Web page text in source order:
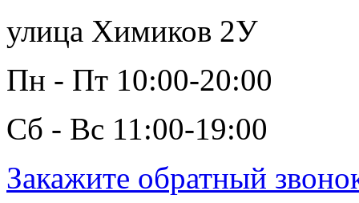
улица Химиков 2У
Пн - Пт 10:00-20:00
Сб - Вс 11:00-19:00
Закажите обратный